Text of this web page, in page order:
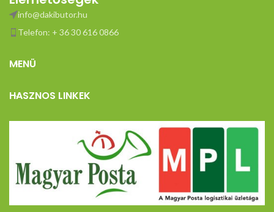
info@dakibutor.hu
Telefon: + 36 30 616 0866
MENÜ
HASZNOS LINKEK